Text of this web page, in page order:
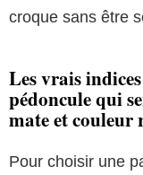
croque sans être
Les vrais
pédoncule qui
mate et couleur
Pour choisir une